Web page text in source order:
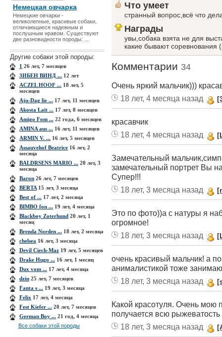
Немецкая овчарка
Немецкие овчарки -
великолепные, красивые собаки,
отличающиеся надежным и
послушным нравом. Существуют
две разновидности породы: ...
Другие собаки этой породы:
1 26 лет, 7 месяцев
3ИБЕН ВИНД ... 12 лет
ACZEL HOOF ... 18 лет, 5
месяцев
Aju-Dag lie ... 17 лет, 11 месяцев
Akosta Lait ... 17 лет, 8 месяцев
Amigo Fom ... 22 года, 6 месяцев
AMINA aus ... 16 лет, 11 месяцев
ARMIN V. ... 16 лет, 5 месяцев
Assauvehof Beatrice 16 лет, 2
месяца
BALDRSENS MARIO ... 20 лет, 3
месяца
Baron 26 лет, 7 месяцев
BERTA 15 лет, 3 месяца
Best of ... 17 лет, 2 месяца
BIMBO fon ... 19 лет, 4 месяца
Blackboy Zoterhund 20 лет, 1
месяц
Brenda Norden ... 18 лет, 2 месяца
chelsea 16 лет, 3 месяца
Devil Ciech-Maz 19 лет, 5 месяцев
Drake Hugo ... 16 лет, 1 месяц
Dux vom ... 17 лет, 4 месяца
dzin 25 лет, 7 месяцев
Fanta s ... 19 лет, 3 месяца
Felix 17 лет, 4 месяца
Fest Kiefer ... 20 лет, 7 месяцев
German Boy ... 21 год, 4 месяца
Все собаки этой породы
Что умеет
странный вопрос,всё что
Награды
увы,собака взята не для
какие бывают соревнования
Комментарии 34
Очень яркий мальчик)))
18 лет, 4 месяца назад
красавчик
18 лет, 4 месяца назад
Замечательный
замечательный портрет Вы
Супер!!!
18 лет, 3 месяца назад
Это по фото))а с натуры я
огромное!
18 лет, 3 месяца назад
очень красивый мальчик! а
анималистикой тоже
18 лет, 3 месяца назад
Какой красотуля. Очень мою
получается всю
18 лет, 3 месяца назад